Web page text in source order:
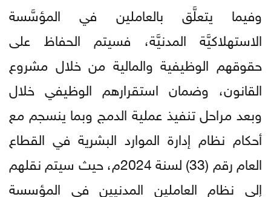
وفيما يتعلَّق بالعاملين في المؤسَّسة
الاستهلاكيَّة المدنيَّة، فسيتم الحفاظ على
حقوقهم الوظيفية والمالية من خلال مشروع
القانون، وضمان استقرارهم الوظيفي خلال
وبعد مراحل تنفيذ عملية الدمج وبما ينسجم مع
أحكام نظام إدارة الموارد البشرية في القطاع
العام رقم (33) لسنة 2024م، حيث سيتم نقلهم
إلى نظام العاملين المدنيين في المؤسسة